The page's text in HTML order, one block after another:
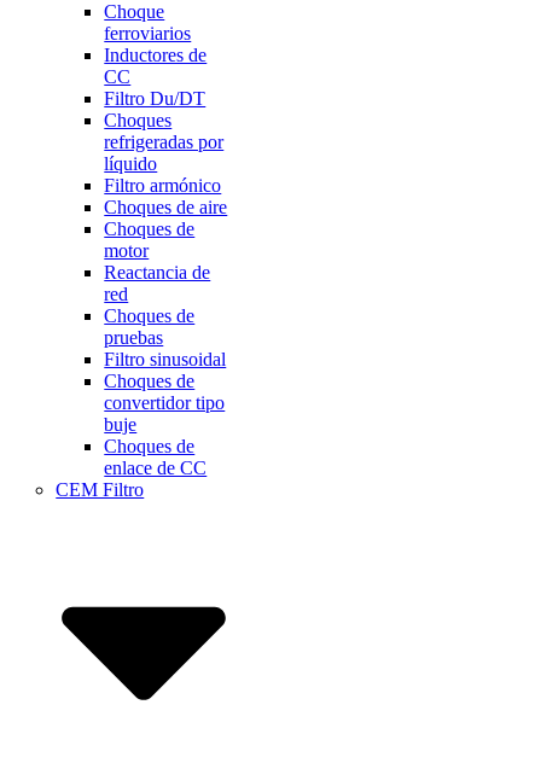
Choque
ferroviarios
Inductores de
CC
Filtro Du/DT
Choques
refrigeradas por
líquido
Filtro armónico
Choques de aire
Choques de
motor
Reactancia de
red
Choques de
pruebas
Filtro sinusoidal
Choques de
convertidor tipo
buje
Choques de
enlace de CC
CEM Filtro